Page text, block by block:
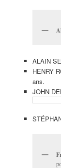
ALAIN
HENRY
ans.
JOHN